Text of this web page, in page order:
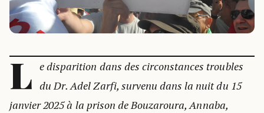
L e disparition dans des circonstances troubles
du Dr. Adel Zarfi, survenu dans la nuit du 15
janvier 2025 à la prison de Bouzaroura, Annaba,